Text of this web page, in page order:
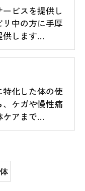
ビスを提供し
中の方に手厚
供します…
特化した体の使
、ケガや慢性痛
ケアまで…